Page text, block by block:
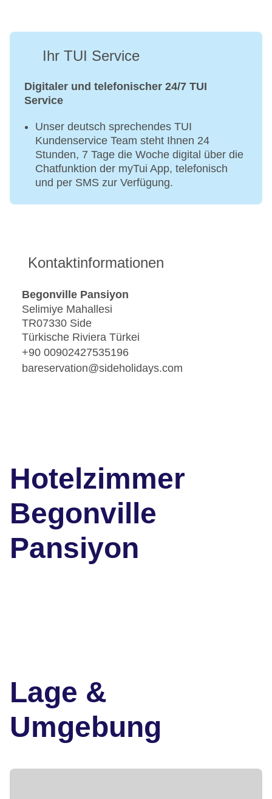
Ihr TUI Service
Digitaler und telefonischer 24/7 TUI
Service
Unser deutsch sprechendes TUI
Kundenservice Team steht Ihnen 24
Stunden, 7 Tage die Woche digital über die
Chatfunktion der myTui App, telefonisch
und per SMS zur Verfügung.
Kontaktinformationen
Begonville Pansiyon
Selimiye Mahallesi
TR07330 Side
Türkische Riviera Türkei
+90 00902427535196
bareservation@sideholidays.com
Hotelzimmer
Begonville
Pansiyon
Lage &
Umgebung